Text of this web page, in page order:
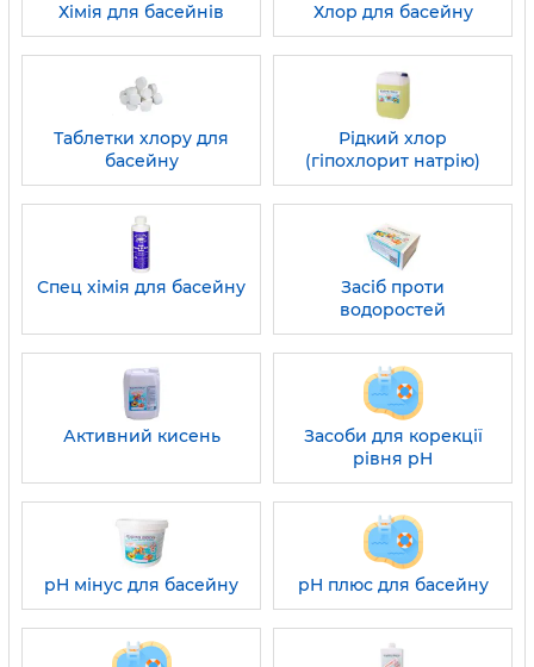
Хімія для басейнів Хлор для басейну
Таблетки хлору для
басейну
Рідкий хлор
(гіпохлорит натрію)
Спец хімія для басейну
Засіб проти
водоростей
Активний кисень
Засоби для корекції
рівня pH
pH мінус для басейну pH плюс для басейну